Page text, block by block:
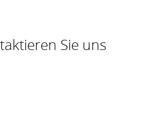
Sie uns